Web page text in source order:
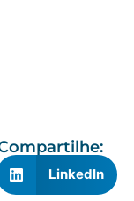
LinkedIn